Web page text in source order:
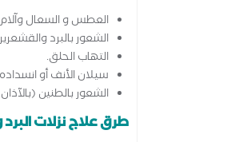
العطس و السعال
الشعور بالبرد
التهاب الحلق.
سيلان الأنف أو
الشعور بالطنين (بالآذان
طرق علاج نزلات البرد